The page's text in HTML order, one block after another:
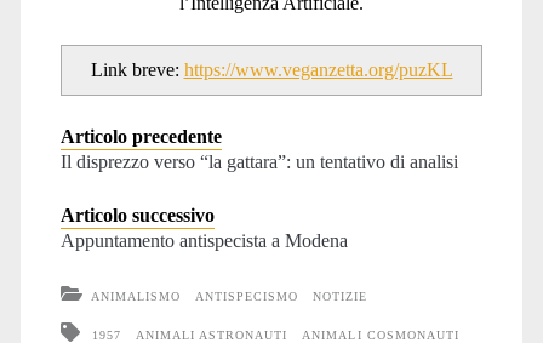
Link breve: https://www.veganzetta.org/puzKL
Articolo precedente
Il disprezzo verso “la gattara”: un tentativo di analisi
Articolo successivo
Appuntamento antispecista a Modena
ANIMALISMO ANTISPECISMO NOTIZIE
1957 ANIMALI ASTRONAUTI
ANIMALI COSMONAUTI